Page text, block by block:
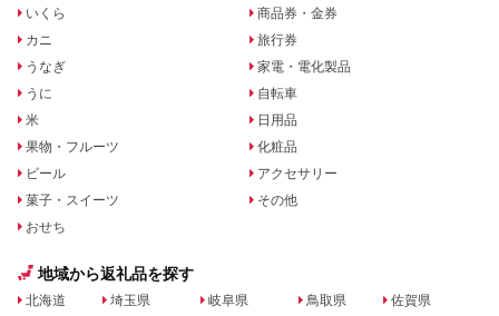
いくら
カニ
うなぎ
うに
米
果物・フルーツ
ビール
菓子・スイーツ
おせち
商品券・金券
旅行券
家電・電化製品
自転車
日用品
化粧品
アクセサリー
その他
地域から返礼品を探す
北海道
埼玉県
岐阜県
鳥取県
佐賀県